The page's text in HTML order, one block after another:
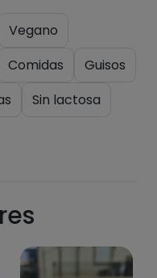
Vegano
Comidas
Guisos
Sin lactosa